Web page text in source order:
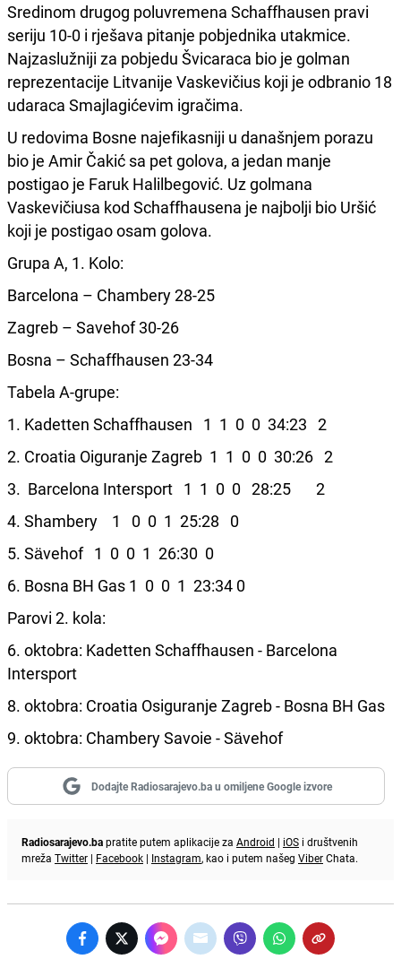
Sredinom drugog poluvremena Schaffhausen pravi
seriju 10-0 i rješava pitanje pobjednika utakmice.
Najzaslužniji za pobjedu Švicaraca bio je golman
reprezentacije Litvanije Vaskevičius koji je odbranio 18
udaraca Smajlagićevim igračima.
U redovima Bosne najefikasniji u današnjem porazu
bio je Amir Čakić sa pet golova, a jedan manje
postigao je Faruk Halilbegović. Uz golmana
Vaskevičiusa kod Schaffhausena je najbolji bio Uršić
koji je postigao osam golova.
Grupa A, 1. Kolo:
Barcelona – Chambery 28-25
Zagreb – Savehof 30-26
Bosna – Schaffhausen 23-34
Tabela A-grupe:
1. Kadetten Schaffhausen 1 1 0 0 34:23 2
2. Croatia Oiguranje Zagreb 1 1 0 0 30:26 2
3. Barcelona Intersport 1 1 0 0 28:25 2
4. Shambery 1 0 0 1 25:28 0
5. Sävehof 1 0 0 1 26:30 0
6. Bosna BH Gas 1 0 0 1 23:34 0
Parovi 2. kola:
6. oktobra: Kadetten Schaffhausen - Barcelona
Intersport
8. oktobra: Croatia Osiguranje Zagreb - Bosna BH Gas
9. oktobra: Chambery Savoie - Sävehof
Dodajte Radiosarajevo.ba u omiljene Google izvore
Radiosarajevo.bapratite putem aplikacije za Android | iOS i društvenih
mreža Twitter | Facebook | Instagram, kao i putem našeg ViberChata.